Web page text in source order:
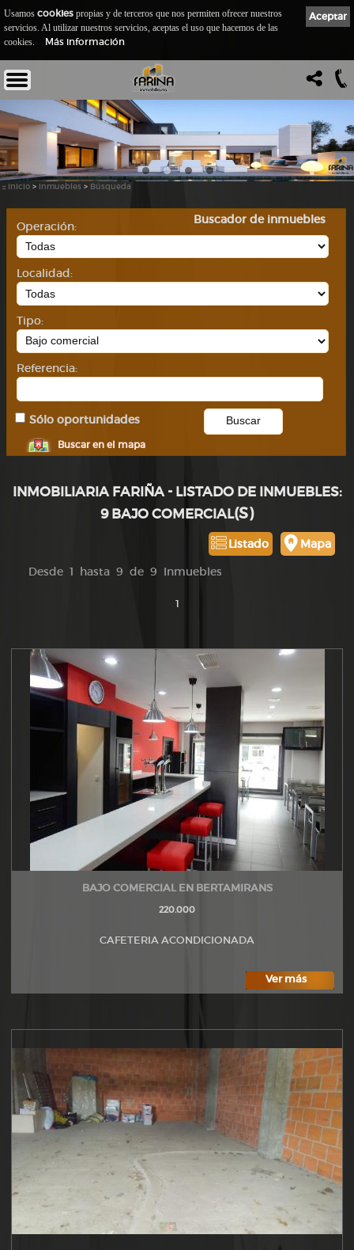
:: Inicio > Inmuebles > Búsqueda
Buscador de inmuebles
Operación:
Localidad:
Tipo:
Referencia:
Sólo oportunidades
Buscar en el mapa
INMOBILIARIA FARIÑA - LISTADO DE INMUEBLES:
9 BAJO COMERCIAL(S)
Mapa
Listado
Desde 1 hasta 9 de 9 Inmuebles
1
BAJO COMERCIAL EN BERTAMIRANS
220.000
CAFETERIA ACONDICIONADA
Ver más
Aceptar
Usamos cookies propias y de terceros que nos permiten ofrecer nuestros
servicios. Al utilizar nuestros servicios, aceptas el uso que hacemos de las
cookies.
Más información